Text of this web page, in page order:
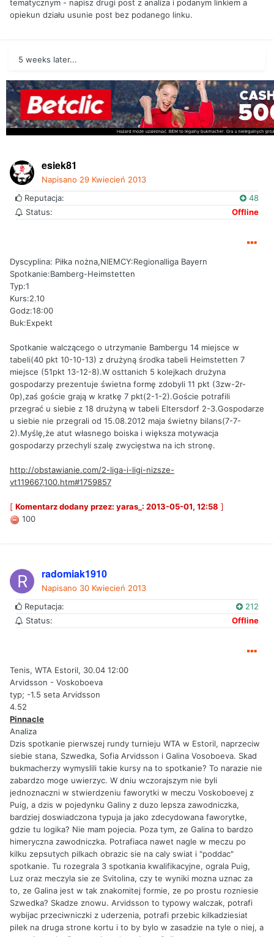
tematycznym - napisz drugi post z analiza i podanym linkiem a
opiekun działu usunie post bez podanego linku.
5 weeks later...
esiek81
Napisano 29 Kwiecień 2013
Reputacja:
48
Status:
Offline
Dyscyplina: Piłka nożna,NIEMCY:Regionalliga Bayern
Spotkanie:Bamberg-Heimstetten
Typ:1
Kurs:2.10
Godz:18:00
Buk:Expekt
Spotkanie walczącego o utrzymanie Bambergu 14 miejsce w
tabeli(40 pkt 10-10-13) z drużyną środka tabeli Heimstetten 7
miejsce (51pkt 13-12-8).W osttanich 5 kolejkach drużyna
gospodarzy prezentuje świetna formę zdobyli 11 pkt (3zw-2r-
0p),zaś goście grają w kratkę 7 pkt(2-1-2).Goście potrafili
przegrać u siebie z 18 drużyną w tabeli Eltersdorf 2-3.Gospodarze
u siebie nie przegrali od 15.08.2012 maja świetny bilans(7-7-
2).Myślę,że atut własnego boiska i większa motywacja
gospodarzy przechyli szalę zwycięstwa na ich stronę.
http://obstawianie.com/2-liga-i-ligi-nizsze-
vt119667,100.htm#1759857
[ Komentarz dodany przez: yaras_: 2013-05-01, 12:58 ]
100
radomiak1910
Napisano 30 Kwiecień 2013
Reputacja:
212
Status:
Offline
Tenis, WTA Estoril, 30.04 12:00
Arvidsson - Voskoboeva
typ; -1.5 seta Arvidsson
4.52
Pinnacle
Analiza
Dzis spotkanie pierwszej rundy turnieju WTA w Estoril, naprzeciw
siebie stana, Szwedka, Sofia Arvidsson i Galina Vosoboeva. Skad
bukmacherzy wymyslili takie kursy na to spotkanie? To narazie nie
zabardzo moge uwierzyc. W dniu wczorajszym nie byli
jednoznaczni w stwierdzeniu faworytki w meczu Voskoboevej z
Puig, a dzis w pojedynku Galiny z duzo lepsza zawodniczka,
bardziej doswiadczona typuja ja jako zdecydowana faworytke,
gdzie tu logika? Nie mam pojecia. Poza tym, ze Galina to bardzo
himeryczna zawodniczka. Potrafiaca nawet nagle w meczu po
kilku zepsutych pilkach obrazic sie na caly swiat i "poddac"
spotkanie. Tu rozegrala 3 spotkania kwalifikacyjne, ograla Puig,
Luz oraz meczyla sie ze Svitolina, czy te wyniki mozna uznac za
to, ze Galina jest w tak znakomitej formie, ze po prostu rozniesie
Szwedka? Skadze znowu. Arvidsson to typowy walczak, potrafi
wybijac przeciwniczki z uderzenia, potrafi przebic kilkadziesiat
pilek na druga strone kortu i to by bylo w zasadzie na tyle o niej, a